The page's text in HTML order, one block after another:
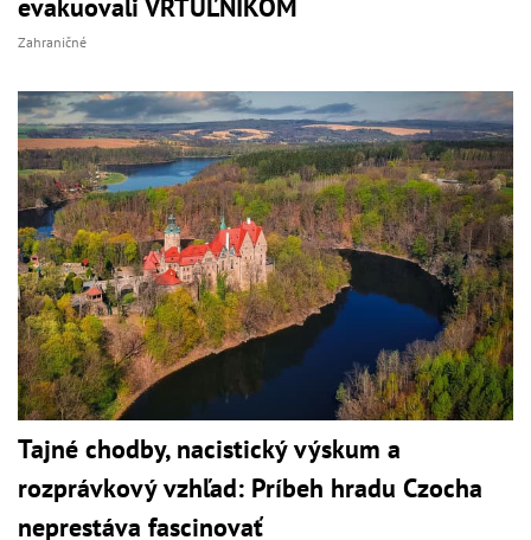
evakuovali VRTUĽNÍKOM
Zahraničné
Tajné chodby, nacistický výskum a
rozprávkový vzhľad: Príbeh hradu Czocha
neprestáva fascinovať